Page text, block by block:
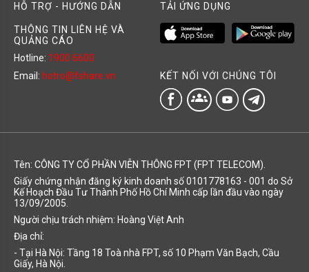
HỖ TRỢ - HƯỚNG DẪN
THÔNG TIN LIÊN HỆ VÀ
QUẢNG CÁO
Hotline: 1900 6600
Email: hotro@fshare.vn
TẢI ỨNG DỤNG
KẾT NỐI VỚI CHÚNG TÔI
groups
Tên: CÔNG TY CỔ PHẦN VIỄN THÔNG FPT (FPT TELECOM).
Giấy chứng nhận đăng ký kinh doanh số 0101778163 - 001 do Sở
Kế Hoạch Đầu Tư Thành Phố Hồ Chí Minh cấp lần đầu vào ngày
13/09/2005.
Người chịu trách nhiệm: Hoàng Việt Anh
Địa chỉ:
- Tại Hà Nội: Tầng 18 Toà nhà FPT, số 10 Phạm Văn Bạch, Cầu
Giấy, Hà Nội.